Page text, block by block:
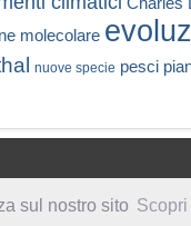
sul nostro sito
Charles
molecolare
nuove specie pesci